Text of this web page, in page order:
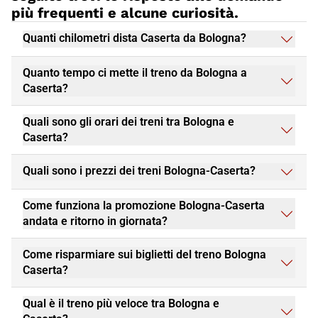
più frequenti e alcune curiosità.
Quanti chilometri dista Caserta da Bologna?
Quanto tempo ci mette il treno da Bologna a
Caserta?
Quali sono gli orari dei treni tra Bologna e
Caserta?
Quali sono i prezzi dei treni Bologna-Caserta?
Come funziona la promozione Bologna-Caserta
andata e ritorno in giornata?
Come risparmiare sui biglietti del treno Bologna
Caserta?
Qual è il treno più veloce tra Bologna e